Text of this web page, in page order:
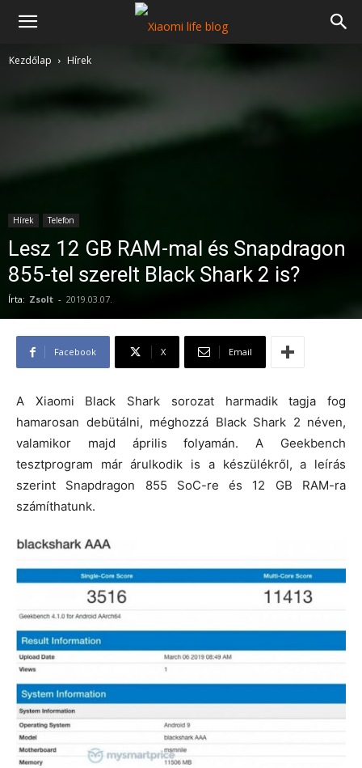
Kezdőlap Hírek
Hírek Telefon
Lesz 12 GB RAM-mal és Snapdragon
855-tel szerelt Black Shark 2 is?
Írta: Zsolt - 2019.03.07.
Facebook X Email
A Xiaomi Black Shark sorozat harmadik tagja fog
hamarosan debütálni, méghozzá Black Shark 2 néven,
valamikor majd április folyamán. A Geekbench
tesztprogram már árulkodik is a készülékről, a leírás
szerint Snapdragon 855 SoC-re és 12 GB RAM-ra
számíthatunk.